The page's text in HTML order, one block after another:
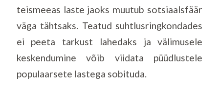
teismeeas laste jaoks muutub sotsiaalsfäär
väga tähtsaks. Teatud suhtlusringkondades
ei peeta tarkust lahedaks ja välimusele
keskendumine võib viidata püüdlustele
populaarsete lastega sobituda.